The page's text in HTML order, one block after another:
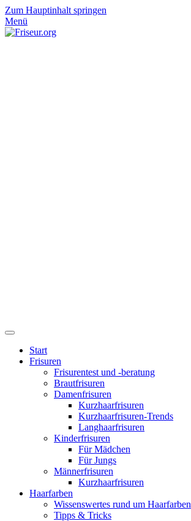
Zum Hauptinhalt springen
Menü
Start
Frisuren
Frisurentest und -beratung
Brautfrisuren
Damenfrisuren
Kurzhaarfrisuren
Kurzhaarfrisuren-Trends
Langhaarfrisuren
Kinderfrisuren
Für Mädchen
Für Jungs
Männerfrisuren
Kurzhaarfrisuren
Haarfarben
Wissenswertes rund um Haarfarben
Tipps & Tricks